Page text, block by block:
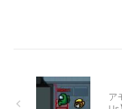
ア